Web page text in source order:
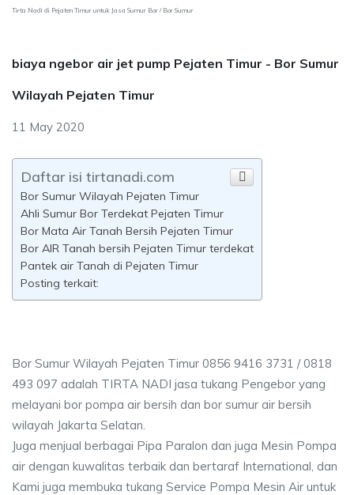
Tirta Nadi di Pejaten Timur untuk Jasa Sumur Bor / Bor Sumur
biaya ngebor air jet pump Pejaten Timur - Bor Sumur
Wilayah Pejaten Timur
11 May 2020
Daftar isi tirtanadi.com
Bor Sumur Wilayah Pejaten Timur
Ahli Sumur Bor Terdekat Pejaten Timur
Bor Mata Air Tanah Bersih Pejaten Timur
Bor AIR Tanah bersih Pejaten Timur terdekat
Pantek air Tanah di Pejaten Timur
Posting terkait:
Bor Sumur Wilayah Pejaten Timur 0856 9416 3731 / 0818
493 097 adalah TIRTA NADI jasa tukang Pengebor yang
melayani bor pompa air bersih dan bor sumur air bersih
wilayah Jakarta Selatan.
Juga menjual berbagai Pipa Paralon dan juga Mesin Pompa
air dengan kuwalitas terbaik dan bertaraf International, dan
Kami juga membuka tukang Service Pompa Mesin Air untuk